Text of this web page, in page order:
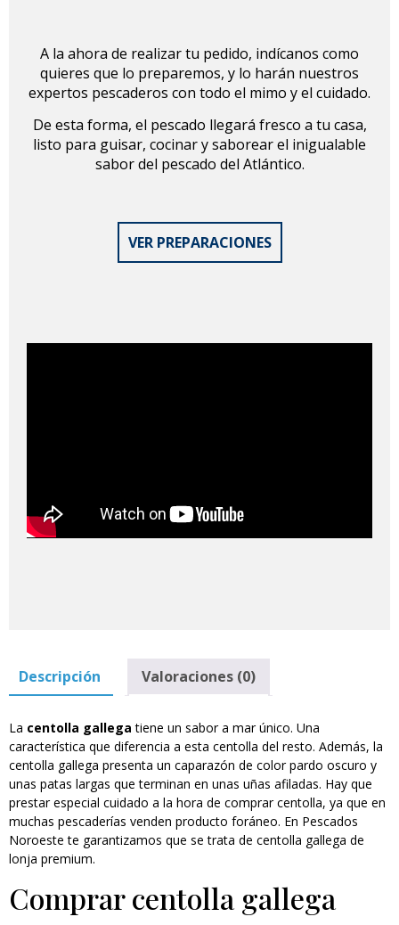
A la ahora de realizar tu pedido, indícanos como
quieres que lo preparemos, y lo harán nuestros
expertos pescaderos con todo el mimo y el cuidado.
De esta forma, el pescado llegará fresco a tu casa,
listo para guisar, cocinar y saborear el inigualable
sabor del pescado del Atlántico.
VER PREPARACIONES
Descripción Valoraciones (0)
La centolla gallega tiene un sabor a mar único. Una
característica que diferencia a esta centolla del resto. Además, la
centolla gallega presenta un caparazón de color pardo oscuro y
unas patas largas que terminan en unas uñas afiladas. Hay que
prestar especial cuidado a la hora de comprar centolla, ya que en
muchas pescaderías venden producto foráneo. En Pescados
Noroeste te garantizamos que se trata de centolla gallega de
lonja premium.
Comprar centolla gallega